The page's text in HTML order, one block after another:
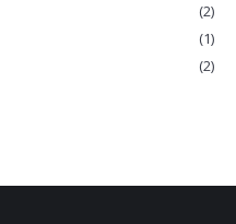
(2)
(1)
(2)